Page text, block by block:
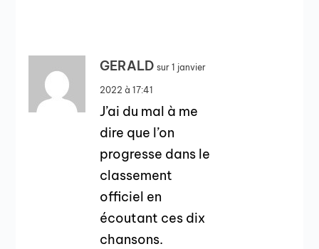
GERALD sur 1 janvier
2022 à 17:41
J’ai du mal à me
dire que l’on
progresse dans le
classement
officiel en
écoutant ces dix
chansons.